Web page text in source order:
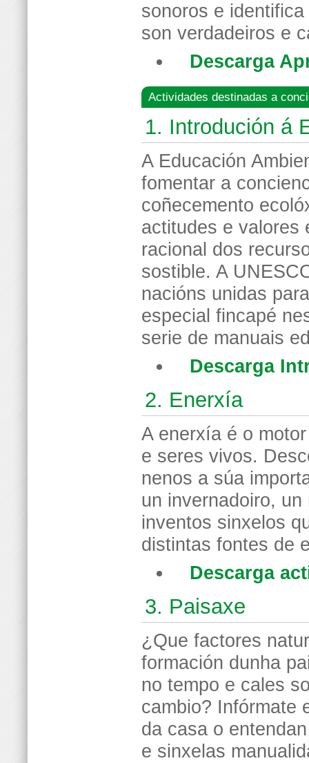
sonoros e
son verdadeiros e
Descarga
Actividades destinadas a
1. Introdución á
A Educación
fomentar a
coñecemento
actitudes e valores
racional dos
sostible. A
nacións unidas
especial fincapé
serie de manuais
Descarga
2. Enerxía
A enerxía é o
e seres vivos.
nenos a súa
un invernadoiro,
inventos sinxelos
distintas fontes de
Descarga
3. Paisaxe
¿Que factores
formación dunha
no tempo e cales
cambio? Infórmate
da casa o
e sinxelas